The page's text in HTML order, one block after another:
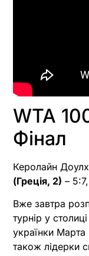
WTA
Фінал
Керолайн
(Греція, 2) –
Вже завтра
турнір у
українки Марта
також лідерки